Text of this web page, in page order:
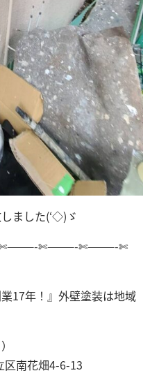
ました(‘◇)ゞ
✄———-✄———-✄
17年！』外壁塗装は地域
南花畑4-6-13